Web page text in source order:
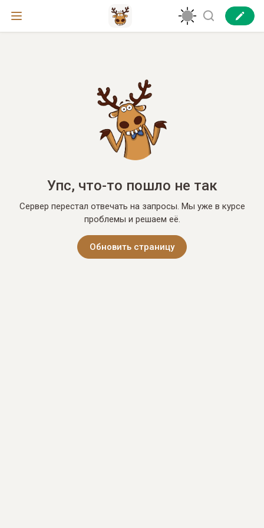
Упс, что-то пошло не так
Сервер перестал отвечать на запросы. Мы уже в курсе
проблемы и решаем её.
Обновить страницу